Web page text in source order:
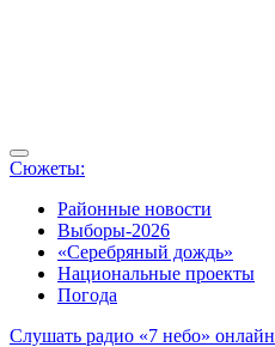
Сюжеты:
Районные новости
Выборы-2026
«Серебряный дождь»
Национальные проекты
Погода
Слушать радио «7 небо» онлайн